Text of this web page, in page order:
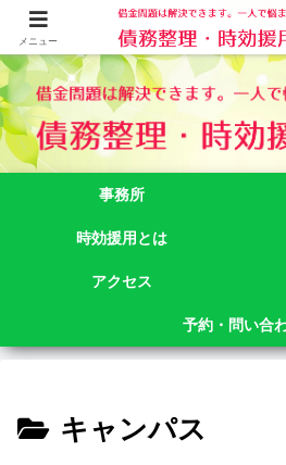
借金問題でお悩みなら司法書士法人御苑総
新宿区新宿二丁目５番１号アルテビル
事務所
時効援用とは
アクセス
予約・問い合
キャンパス
メニュー